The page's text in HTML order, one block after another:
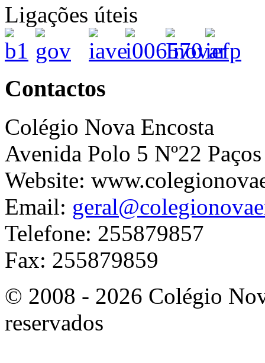
Ligações úteis
Contactos
Colégio Nova Encosta
Avenida Polo 5 Nº22
Website:
Email:
Telefone: 255879857
Fax: 255879859
© 2008 - 2026 Colégio
reservados